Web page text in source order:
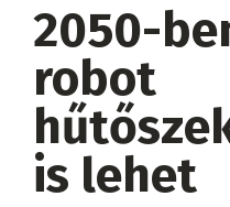
2050-
robot
is lehet